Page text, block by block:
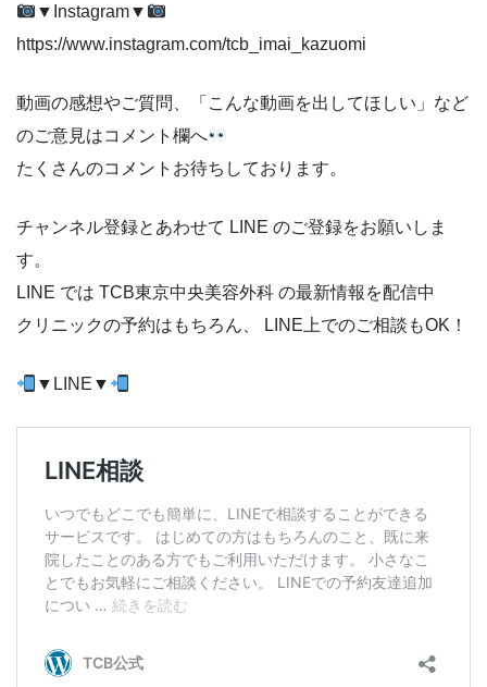
▼Instagram▼
https://www.instagram.com/tcb_imai_kazuomi
動画の感想やご質問、「こんな動画を出してほしい」など
のご意見はコメント欄へ
たくさんのコメントお待ちしております。
チャンネル登録とあわせて LINE のご登録をお願いしま
す。
LINE では TCB東京中央美容外科 の最新情報を配信中
クリニックの予約はもちろん、 LINE上でのご相談もOK！
▼LINE▼